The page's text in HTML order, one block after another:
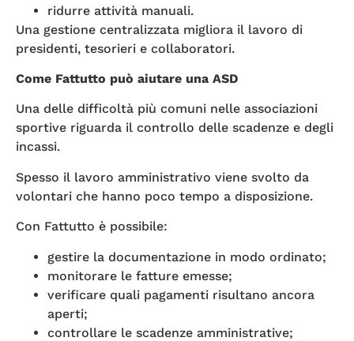
ridurre attività manuali.
Una gestione centralizzata migliora il lavoro di
presidenti, tesorieri e collaboratori.
Come Fattutto può aiutare una ASD
Una delle difficoltà più comuni nelle associazioni
sportive riguarda il controllo delle scadenze e degli
incassi.
Spesso il lavoro amministrativo viene svolto da
volontari che hanno poco tempo a disposizione.
Con Fattutto è possibile:
gestire la documentazione in modo ordinato;
monitorare le fatture emesse;
verificare quali pagamenti risultano ancora
aperti;
controllare le scadenze amministrative;